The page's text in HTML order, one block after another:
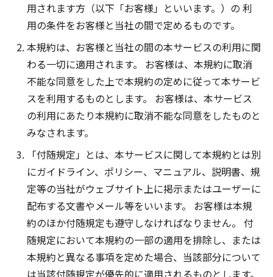
用されます方（以下「お客様」といいます。）の 利
用の条件をお客様と当社の間で定めるものです。
本規約は、お客様と当社の間の本サービスの利用に関
わる一切に適用されます。 お客様は、本規約に取消
不能な同意をした上で本規約の定めに従って本サービ
スを利用するものとします。 お客様は、本サービス
の利用にあたり本規約に取消不能な同意をしたものと
みなされます。
「付随規定」とは、本サービスに関して本規約とは別
にガイドライン、ポリシー、マニュアル、説明書、規
定等の当社がウェブサイト上に掲示またはユーザーに
配布する文書やメール等をいいます。 お客様は本規
約のほか付随規定も遵守しなければなりません。 付
随規定において本規約の一部の適用を排除し、または
本規約と異なる事項を定めた場合、当該部分について
は当該付随規定が優先的に適用されるものとします。